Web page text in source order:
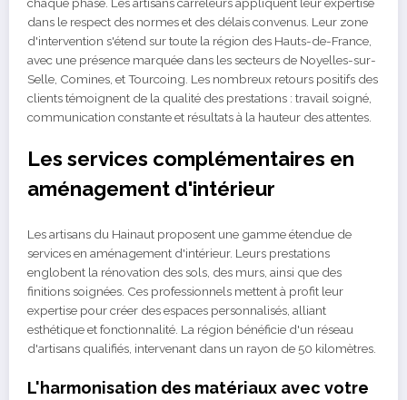
dans le respect des normes et des délais convenus. Leur zone
d'intervention s'étend sur toute la région des Hauts-de-France,
avec une présence marquée dans les secteurs de Noyelles-sur-
Selle, Comines, et Tourcoing. Les nombreux retours positifs des
clients témoignent de la qualité des prestations : travail soigné,
communication constante et résultats à la hauteur des attentes.
Les services complémentaires en
aménagement d'intérieur
Les artisans du Hainaut proposent une gamme étendue de
services en aménagement d'intérieur. Leurs prestations
englobent la rénovation des sols, des murs, ainsi que des
finitions soignées. Ces professionnels mettent à profit leur
expertise pour créer des espaces personnalisés, alliant
esthétique et fonctionnalité. La région bénéficie d'un réseau
d'artisans qualifiés, intervenant dans un rayon de 50 kilomètres.
L'harmonisation des matériaux avec votre